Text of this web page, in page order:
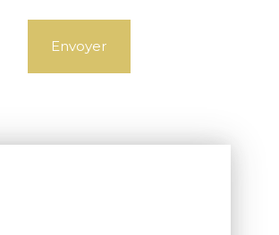
Envoyer